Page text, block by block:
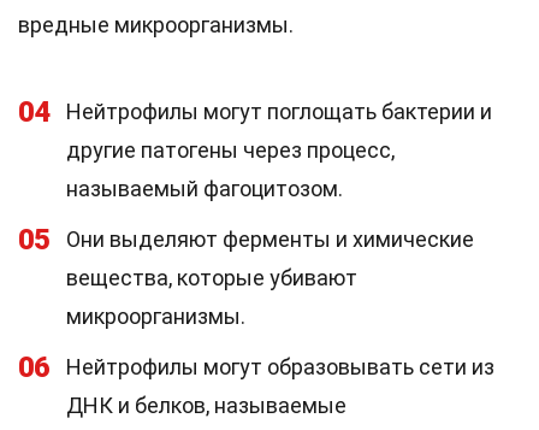
вредные микроорганизмы.
04
Нейтрофилы могут поглощать бактерии и
другие патогены через процесс,
называемый фагоцитозом.
05
Они выделяют ферменты и химические
вещества, которые убивают
микроорганизмы.
06
Нейтрофилы могут образовывать сети из
ДНК и белков, называемые